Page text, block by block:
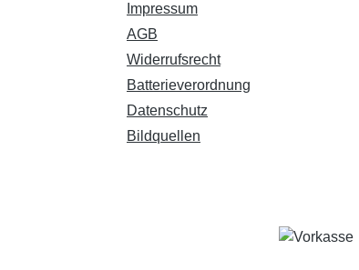
Impressum
AGB
Widerrufsrecht
Batterieverordnung
Datenschutz
Bildquellen